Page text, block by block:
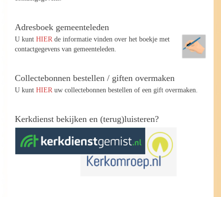
Adresboek gemeenteleden
U kunt HIER de informatie vinden over het boekje met
contactgegevens van gemeenteleden.
Collectebonnen bestellen / giften overmaken
U kunt HIER uw collectebonnen bestellen of een gift overmaken.
Kerkdienst bekijken en (terug)luisteren?